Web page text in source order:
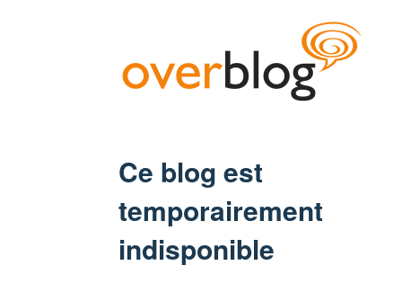
Ce blog est
temporairement
indisponible